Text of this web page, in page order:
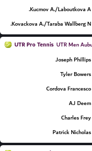
Kucmov A./Laboutkova A.
Kovackova A./Taraba Wallberg N.
UTR Pro Tennis UTR Men
Joseph Phillips
Tyler Bowers
Cordova Francesco
AJ Deem
Charles Frey
Patrick Nicholas